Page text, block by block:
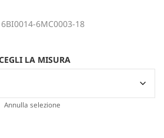
6BI0014-6MC0003-18
LA MISURA
Annulla selezione